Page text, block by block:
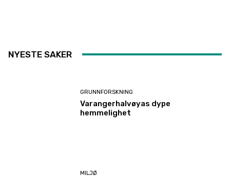
NYESTE SAKER
GRUNNFORSKNING
Varangerhalvøyas dype
hemmelighet
MILJØ